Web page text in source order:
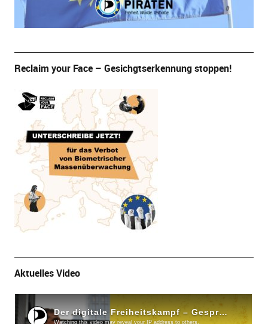
Reclaim your Face – Gesichgtserkennung stoppen!
Aktuelles Video